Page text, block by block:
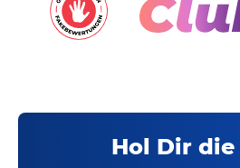
Hol Dir die